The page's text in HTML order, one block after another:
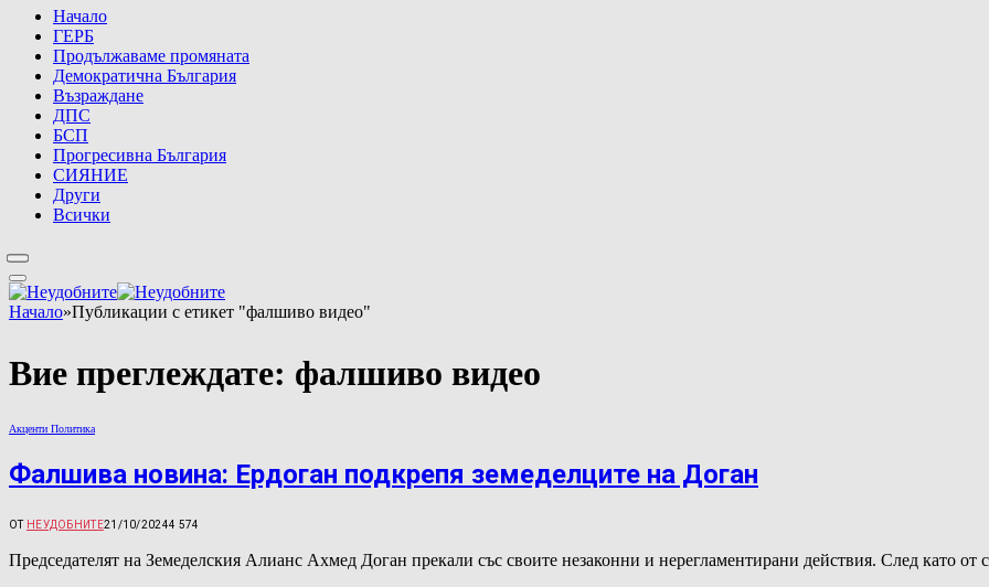
Начало
ГЕРБ
Продължаваме промяната
Демократична България
Възраждане
ДПС
БСП
Прогресивна България
СИЯНИЕ
Други
Всички
Начало»Публикации с етикет "фалшиво видео"
Вие преглеждате: фалшиво видео
Акценти Политика
Фалшива новина: Ердоган подкрепя земеделците на Доган
ОТ НЕУДОБНИТЕ21/10/20244 574
Председателят на Земеделския Алианс Ахмед Доган прекали със своите незаконни и нерегламентирани действия. След като